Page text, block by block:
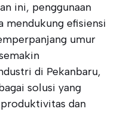
ini, penggunaan
mendukung efisiensi
umur
di Pekanbaru,
solusi yang
dan